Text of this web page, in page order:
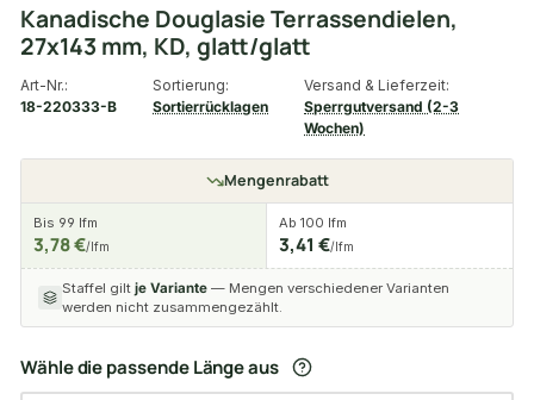
Kanadische Douglasie Terrassendielen,
27x143 mm, KD, glatt/glatt
Art-Nr.:
18-220333-B
Sortierung:
Sortierrücklagen
Versand & Lieferzeit:
Sperrgutversand (2-3
Wochen)
Mengenrabatt
Bis 99 lfm
3,78 €/lfm
Ab 100 lfm
3,41 €/lfm
Staffel gilt je Variante — Mengen verschiedener Varianten
werden nicht zusammengezählt.
Wähle die passende Länge aus